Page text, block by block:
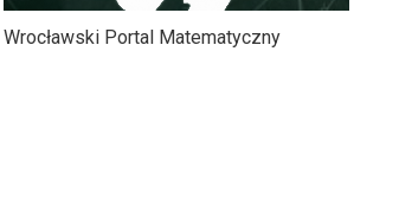
Wrocławski Portal Matematyczny